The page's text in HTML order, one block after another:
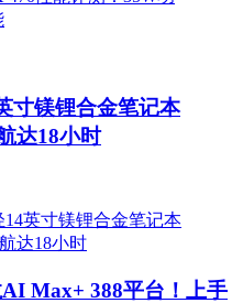
寸镁锂合金笔记本
达18小时
Max+ 388平台！上手